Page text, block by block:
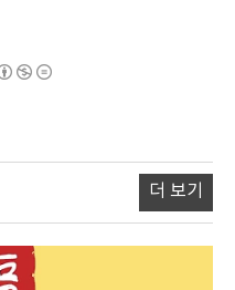
더 보기